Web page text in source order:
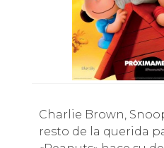
Charlie Brown, Snoopy, Lucy, Linus y el
resto de la querida